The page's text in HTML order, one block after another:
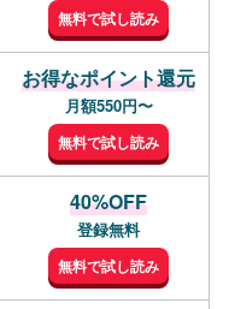
無料で試し読み
お得なポイント還元
月額550円〜
無料で試し読み
40%OFF
登録無料
無料で試し読み